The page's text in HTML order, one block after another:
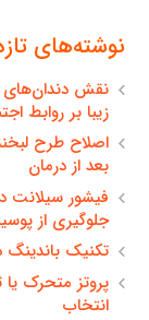
نوشته‌های
نقش دندان‌های
زیبا بر روابط
اصلاح طرح
بعد از درمان
فیشور سیلانت
جلوگیری از
تکنیک
پروتز متحرک یا
انتخاب